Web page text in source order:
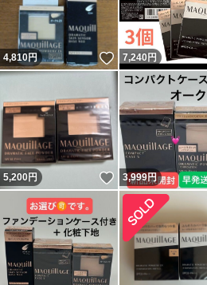
4,810円 いいね！
7,240 円
5,200円 いいね！
3,999円